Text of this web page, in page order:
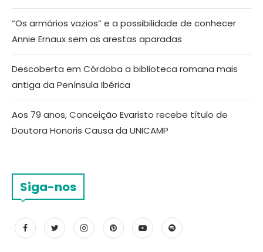
“Os armários vazios” e a possibilidade de conhecer
Annie Ernaux sem as arestas aparadas
Descoberta em Córdoba a biblioteca romana mais
antiga da Península Ibérica
Aos 79 anos, Conceição Evaristo recebe título de
Doutora Honoris Causa da UNICAMP
Siga-nos